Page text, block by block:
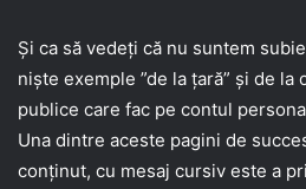
Și ca să vedeți că nu suntem
niște exemple ”de la țară” și de la
publice care fac pe contul
Una dintre aceste pagini de
conținut, cu mesaj cursiv este a